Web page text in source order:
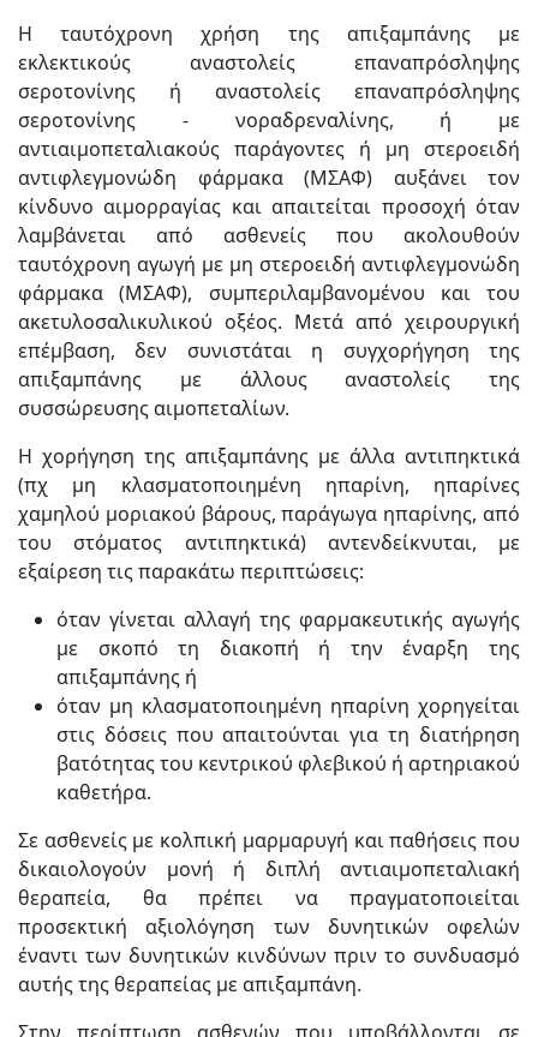
Η ταυτόχρονη χρήση της απιξαμπάνης με
εκλεκτικούς αναστολείς επαναπρόσληψης
σεροτονίνης ή αναστολείς επαναπρόσληψης
σεροτονίνης - νοραδρεναλίνης, ή με
αντιαιμοπεταλιακούς παράγοντες ή μη στεροειδή
αντιφλεγμονώδη φάρμακα (ΜΣΑΦ) αυξάνει τον
κίνδυνο αιμορραγίας και απαιτείται προσοχή όταν
λαμβάνεται από ασθενείς που ακολουθούν
ταυτόχρονη αγωγή με μη στεροειδή αντιφλεγμονώδη
φάρμακα (ΜΣΑΦ), συμπεριλαμβανομένου και του
ακετυλοσαλικυλικού οξέος. Μετά από χειρουργική
επέμβαση, δεν συνιστάται η συγχορήγηση της
απιξαμπάνης με άλλους αναστολείς της
συσσώρευσης αιμοπεταλίων.
Η χορήγηση της απιξαμπάνης με άλλα αντιπηκτικά
(πχ μη κλασματοποιημένη ηπαρίνη, ηπαρίνες
χαμηλού μοριακού βάρους, παράγωγα ηπαρίνης, από
του στόματος αντιπηκτικά) αντενδείκνυται, με
εξαίρεση τις παρακάτω περιπτώσεις:
όταν γίνεται αλλαγή της φαρμακευτικής αγωγής
με σκοπό τη διακοπή ή την έναρξη της
απιξαμπάνης ή
όταν μη κλασματοποιημένη ηπαρίνη χορηγείται
στις δόσεις που απαιτούνται για τη διατήρηση
βατότητας του κεντρικού φλεβικού ή αρτηριακού
καθετήρα.
Σε ασθενείς με κολπική μαρμαρυγή και παθήσεις που
δικαιολογούν μονή ή διπλή αντιαιμοπεταλιακή
θεραπεία, θα πρέπει να πραγματοποιείται
προσεκτική αξιολόγηση των δυνητικών οφελών
έναντι των δυνητικών κινδύνων πριν το συνδυασμό
αυτής της θεραπείας με απιξαμπάνη.